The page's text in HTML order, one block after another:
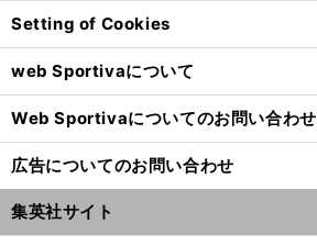
Setting of Cookies
web Sportivaについて
Web Sportivaについてのお問い合わせ
広告についてのお問い合わせ
集英社サイト